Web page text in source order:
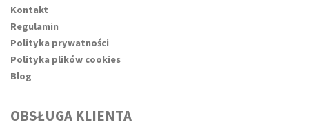
Kontakt
Regulamin
Polityka prywatności
Polityka plików cookies
Blog
OBSŁUGA KLIENTA